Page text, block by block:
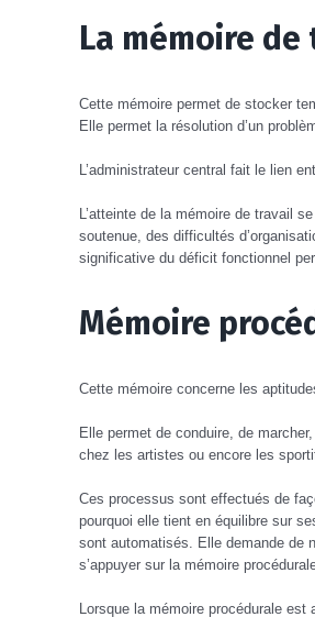
La mémoire
Cette mémoire permet de stocker
Elle permet la résolution d’un
L’administrateur central fait le lien
L’atteinte de la mémoire de travail
soutenue, des difficultés
significative du déficit fonctionnel
Mémoire
Cette mémoire concerne les
Elle permet de conduire, de
chez les artistes ou encore les
Ces processus sont effectués de
pourquoi elle tient en équilibre sur
sont automatisés. Elle demande de
s’appuyer sur la mémoire
Lorsque la mémoire procédurale est